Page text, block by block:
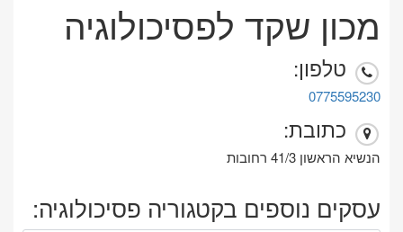
מכון שקד לפסיכולוגיה
טלפון:
0775595230
כתובת:
הנשיא הראשון 41/3 רחובות
עסקים נוספים בקטגוריה פסיכולוגיה: